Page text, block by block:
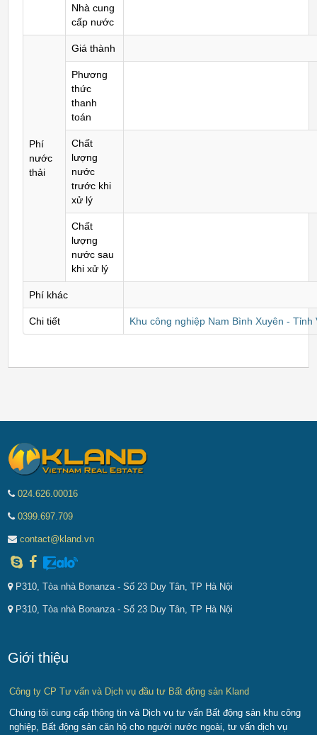
Nhà cung
cấp nước
Phí
nước
thải
Giá thành
Phương
thức
thanh
toán
Chất
lượng
nước
trước khi
xử lý
Chất
lượng
nước sau
khi xử lý
Phí khác
Chi tiết Khu công nghiệp Nam Bình Xuyên - Tỉnh
024.626.00016
0399.697.709
contact@kland.vn
P310, Tòa nhà Bonanza - Số 23 Duy Tân, TP Hà Nội
P310, Tòa nhà Bonanza - Số 23 Duy Tân, TP Hà Nội
Giới thiệu
Công ty CP Tư vấn và Dịch vụ đầu tư Bất động sản Kland
Chúng tôi cung cấp thông tin và Dịch vụ tư vấn Bất động sản khu công
nghiệp, Bất động sản căn hộ cho người nước ngoài, tư vấn dịch vụ